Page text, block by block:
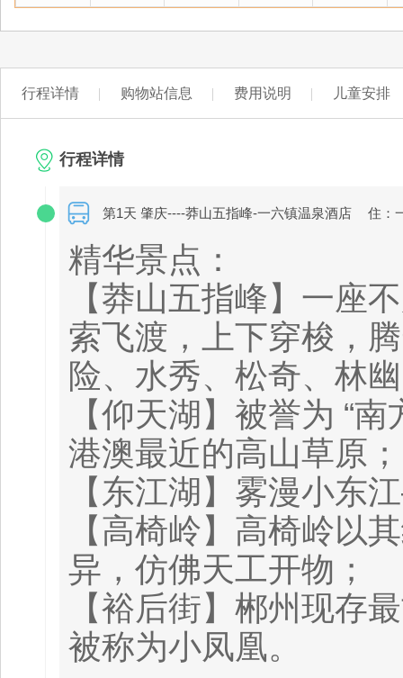
行程详情 购物站信息 费用说明 儿童安排
行程详情
第1天 肇庆----莽山五指峰-一六镇温泉酒店 住：
精华景点：
【莽山五指峰】一座
索飞渡，上下穿梭，
险、水秀、松奇、林
【仰天湖】被誉为 “
港澳最近的高山草原；
【东江湖】雾漫小东
【高椅岭】高椅岭以
异，仿佛天工开物；
【裕后街】郴州现存
被称为小凤凰。